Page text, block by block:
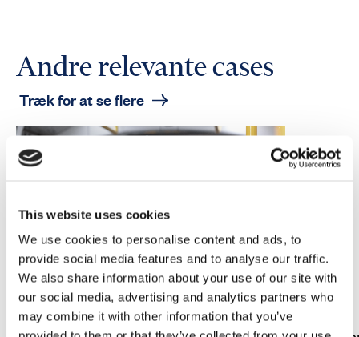
This website uses cookies
We use cookies to personalise content and ads, to
provide social media features and to analyse our traffic.
We also share information about your use of our site with
our social media, advertising and analytics partners who
may combine it with other information that you’ve
Andre relevante cases